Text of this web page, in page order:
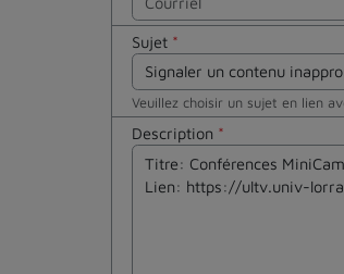
Sujet *
Veuillez choisir un sujet en lien
Description *